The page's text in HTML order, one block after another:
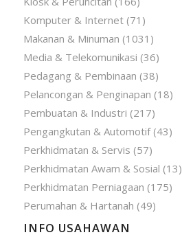
Komputer & Internet(71)
Makanan & Minuman (1031)
Media & Telekomunikasi (36)
Pedagang & Pembinaan (38)
Pelancongan & Penginapan (18)
Pembuatan & Industri (217)
Pengangkutan & Automotif(43)
Perkhidmatan & Servis (57)
Perkhidmatan Awam & Sosial (13)
Perkhidmatan Perniagaan (175)
Perumahan & Hartanah (49)
INFO USAHAWAN